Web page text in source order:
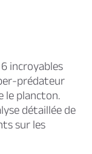
incroyables
prédateur
le plancton.
détaillée de
sur les